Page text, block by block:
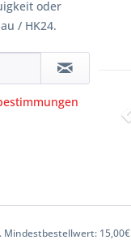
oder
/ HK24.
15,00€